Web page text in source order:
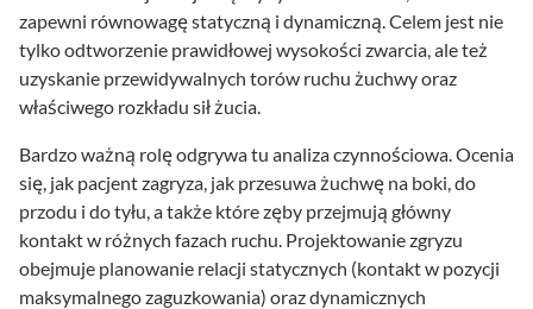
zapewni równowagę statyczną i dynamiczną. Celem jest nie
tylko odtworzenie prawidłowej wysokości zwarcia, ale też
uzyskanie przewidywalnych torów ruchu żuchwy oraz
właściwego rozkładu sił żucia.
Bardzo ważną rolę odgrywa tu analiza czynnościowa. Ocenia
się, jak pacjent zagryza, jak przesuwa żuchwę na boki, do
przodu i do tyłu, a także które zęby przejmują główny
kontakt w różnych fazach ruchu. Projektowanie zgryzu
obejmuje planowanie relacji statycznych (kontakt w pozycji
maksymalnego zaguzkowania) oraz dynamicznych